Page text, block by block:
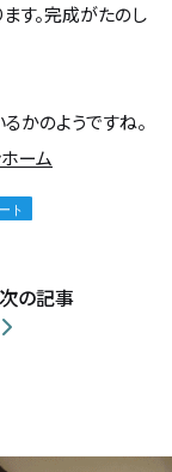
す。完成がたのし
かのようですね。
ーム
次の記事